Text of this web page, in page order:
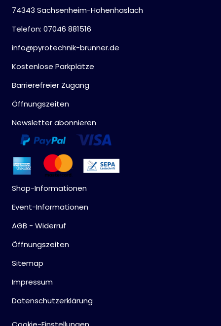
74343 Sachsenheim-Hohenhaslach
Telefon: 07046 881516
info@pyrotechnik-brunner.de
Kostenlose Parkplätze
Barrierefreier Zugang
Öffnungszeiten
Newsletter abonnieren
Shop-Informationen
Event-Informationen
AGB - Widerruf
Öffnungszeiten
Sitemap
Impressum
Datenschutzerklärung